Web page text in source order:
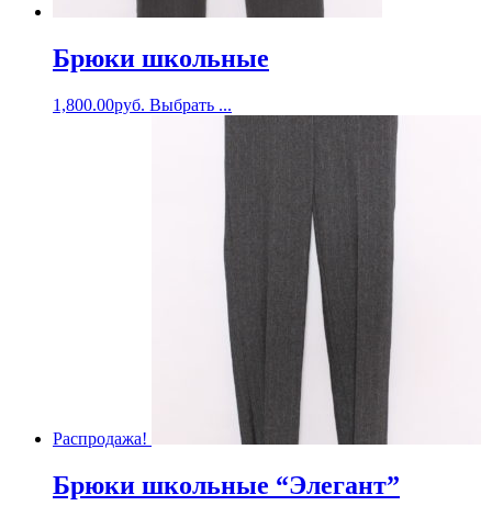
Брюки школьные
1,800.00руб. Выбрать ...
Распродажа!
Брюки школьные “Элегант”